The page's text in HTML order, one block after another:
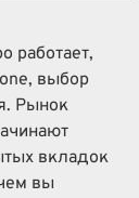
работает,
выбор
Рынок
вкладок
вы